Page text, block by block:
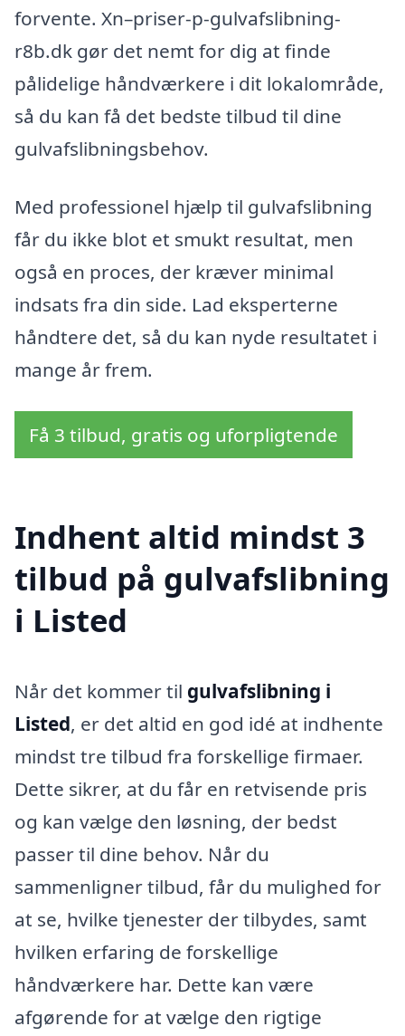
forvente. Xn–priser-p-gulvafslibning-
r8b.dk gør det nemt for dig at finde
pålidelige håndværkere i dit lokalområde,
så du kan få det bedste tilbud til dine
gulvafslibningsbehov.
Med professionel hjælp til gulvafslibning
får du ikke blot et smukt resultat, men
også en proces, der kræver minimal
indsats fra din side. Lad eksperterne
håndtere det, så du kan nyde resultatet i
mange år frem.
Få 3 tilbud, gratis og uforpligtende
Indhent altid mindst 3
tilbud på gulvafslibning
i Listed
Når det kommer til gulvafslibning i
Listed, er det altid en god idé at indhente
mindst tre tilbud fra forskellige firmaer.
Dette sikrer, at du får en retvisende pris
og kan vælge den løsning, der bedst
passer til dine behov. Når du
sammenligner tilbud, får du mulighed for
at se, hvilke tjenester der tilbydes, samt
hvilken erfaring de forskellige
håndværkere har. Dette kan være
afgørende for at vælge den rigtige